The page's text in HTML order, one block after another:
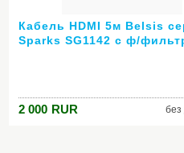
Кабель HDMI 5м Belsis
Sparks SG1142 с ф/
2 000 RUR без